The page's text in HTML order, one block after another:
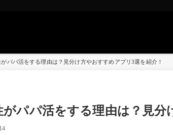
パパ活をする理由は？見分け方やおすすめアプリ3選を紹介！
がパパ活をする理由は？見分